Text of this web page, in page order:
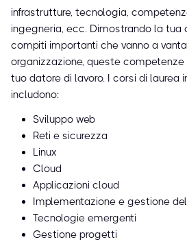
infrastrutture, tecnologia,
ingegneria, ecc. Dimostrando la tua
compiti importanti che vanno a
organizzazione, queste competenze
tuo datore di lavoro. I corsi di laurea
includono:
Sviluppo web
Reti e sicurezza
Linux
Cloud
Applicazioni cloud
Implementazione e gestione
Tecnologie emergenti
Gestione progetti